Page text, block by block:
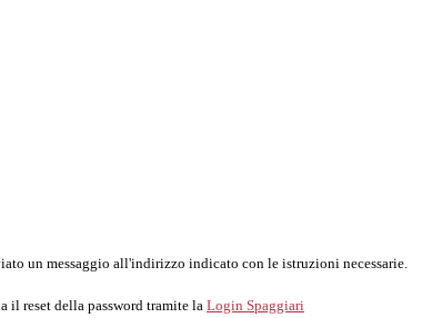
un messaggio all'indirizzo indicato con le istruzioni necessarie.
il reset della password tramite la Login Spaggiari